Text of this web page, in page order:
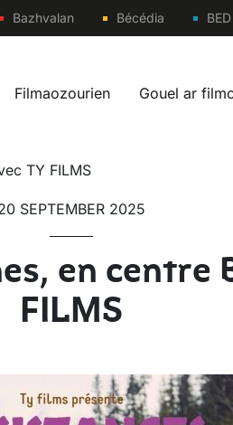
Bazhvalan Bécédia BED
br
Filmaozourien Gouel ar
TY FILMS
SEPTEMBER 2025
en centre
FILMS